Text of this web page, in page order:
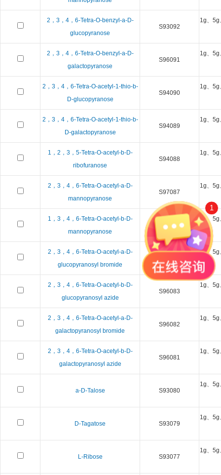
2，3，4，6-Tetra-O-benzyl-a-D-
glucopyranose
S93092
1g、
2，3，4，6-Tetra-O-benzyl-a-D-
galactopyranose
S96091
1g、
2，3，4，6-Tetra-O-acetyl-1-thio-b-
D-glucopyranose
S94090
1g、
2，3，4，6-Tetra-O-acetyl-1-thio-b-
D-galactopyranose
S94089
1g、
1，2，3，5-Tetra-O-acetyl-b-D-
ribofuranose
S94088
1g、
2，3，4，6-Tetra-O-acetyl-a-D-
mannopyranose
S97087
1g、
1，3，4，6-Tetra-O-acetyl-b-D-
mannopyranose
S97086
1g、5g
2，3，4，6-Tetra-O-acetyl-a-D-
glucopyranosyl bromide
1g、5g
2，3，4，6-Tetra-O-acetyl-b-D-
glucopyranosyl azide
S96083
1g、
2，3，4，6-Tetra-O-acetyl-a-D-
galactopyranosyl bromide
S96082
1g、
2，3，4，6-Tetra-O-acetyl-b-D-
galactopyranosyl azide
S96081
1g、
a-D-Talose S93080
1g、
D-Tagatose S93079
1g、
L-Ribose S93077
1g、
1